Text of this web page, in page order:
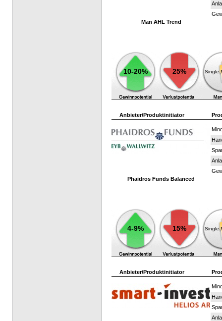
Man AHL Trend
10-20% 25% Single-
Anbieter/Produktinitiator
Phaidros Funds Balanced
4-9% 15% Single-
Anbieter/Produktinitiator